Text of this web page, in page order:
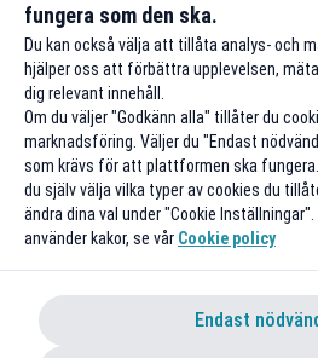
Till rabatten
fungera som den ska.
Du kan också välja att tillåta analys- och
hjälper oss att förbättra upplevelsen,
dig relevant innehåll.
Om du väljer "Godkänn alla" tillåter du
marknadsföring. Väljer du "Endast
som krävs för att plattformen ska
du själv välja vilka typer av cookies du
ändra dina val under "Cookie
använder kakor, se vår Cookie policy
Endast